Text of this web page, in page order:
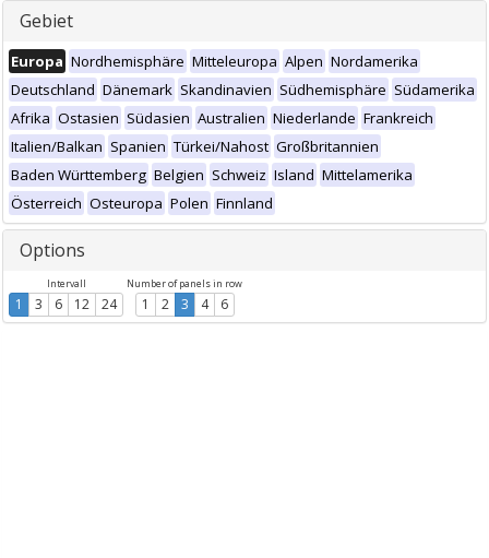
Gebiet
Europa Nordhemisphäre Mitteleuropa Alpen Nordamerika
Deutschland Dänemark Skandinavien Südhemisphäre Südamerika
Afrika Ostasien Südasien Australien Niederlande Frankreich
Italien/Balkan Spanien Türkei/Nahost Großbritannien
Baden Württemberg Belgien Schweiz Island Mittelamerika
Österreich Osteuropa Polen Finnland
Options
Intervall
1 3 6 12 24
Number of panels in row
1 2 3 4 6